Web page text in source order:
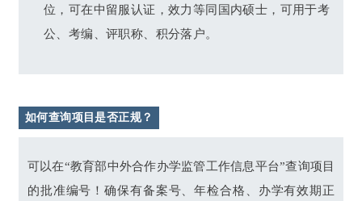
位，可在中留服认证，效力等同国内硕士，可用于考
公、考编、评职称、积分落户。
如何查询项目是否正规？
可以在“教育部中外合作办学监管工作信息平台”查询项目
的批准编号！确保有备案号、年检合格、办学有效期正